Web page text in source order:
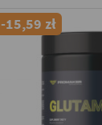
-15,59 zł